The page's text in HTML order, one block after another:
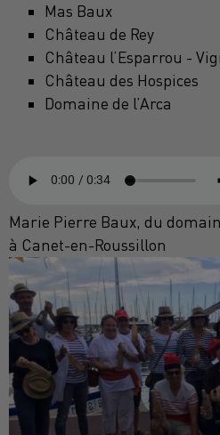
Mas Baux
Château de Rey
Château l’Esparrou -
Château des Hospices
Domaine de l’Arca
Marie Pierre Baux, du
à Canet-en-Roussillon